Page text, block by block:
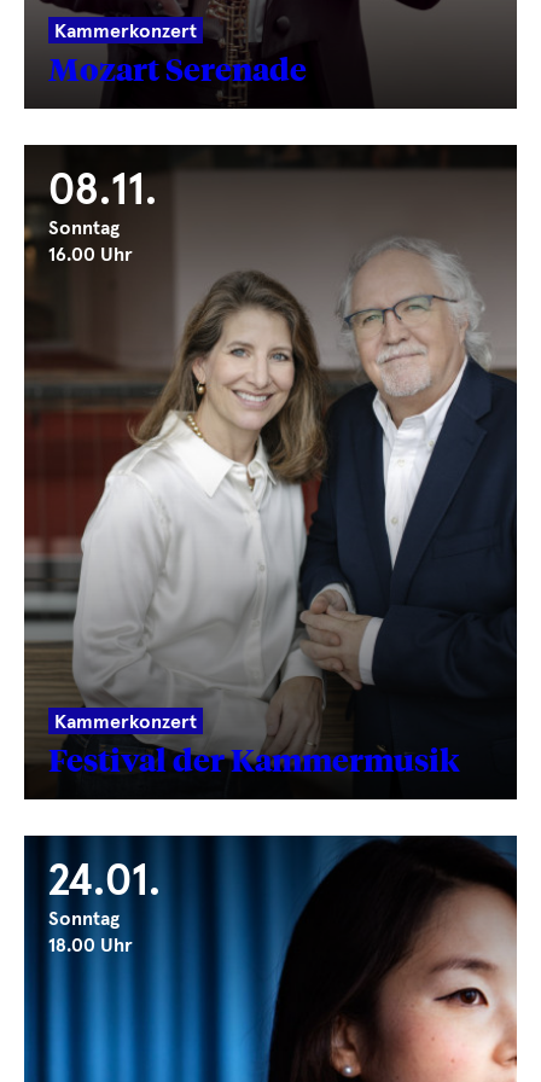
Kammerkonzert
Mozart Serenade
08.11.
Sonntag
16.00 Uhr
Kammerkonzert
Festival der Kammermusik
24.01.
Sonntag
18.00 Uhr